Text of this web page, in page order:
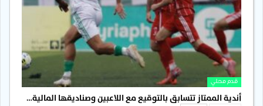
قدم محلي
أندية الممتاز تتسابق بالتوقيع مع اللاعبين وصناديقها المالية…